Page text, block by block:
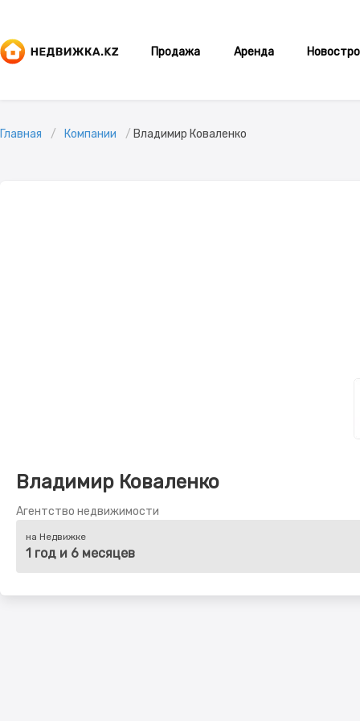
Продажа Аренда
Главная Компании Владимир Коваленко
Владимир Коваленко
Агентство недвижимости
на Недвижке
1 год и 6 месяцев